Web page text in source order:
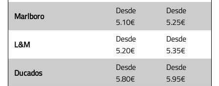
Marlboro
Desde
5.10€
Desde
5.25€
L&M
Desde
5.20€
Desde
5.35€
Ducados
Desde
5.80€
Desde
5.95€